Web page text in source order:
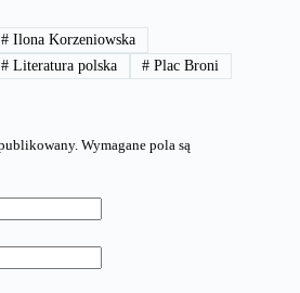
#Ilona Korzeniowska
#Literatura polska # Plac Broni
Wymagane pola są